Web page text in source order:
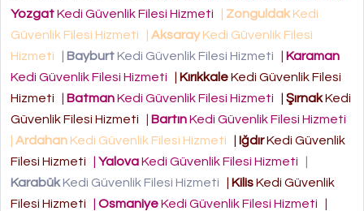
YozgatKedi Güvenlik Filesi Hizmeti | ZonguldakKedi
Güvenlik Filesi Hizmeti
| AksarayKedi Güvenlik Filesi
Hizmeti
| BayburtKedi Güvenlik Filesi Hizmeti | Karaman
Kedi Güvenlik Filesi Hizmeti
| KırıkkaleKedi Güvenlik Filesi
Hizmeti
| BatmanKedi Güvenlik Filesi Hizmeti | ŞırnakKedi
Güvenlik Filesi Hizmeti
| BartınKedi Güvenlik Filesi Hizmeti
| Ardahan Kedi Güvenlik Filesi Hizmeti | IğdırKedi Güvenlik
Filesi Hizmeti
| YalovaKedi Güvenlik Filesi Hizmeti
|
KarabükKedi Güvenlik Filesi Hizmeti | KilisKedi Güvenlik
Filesi Hizmeti
| OsmaniyeKedi Güvenlik Filesi Hizmeti
|